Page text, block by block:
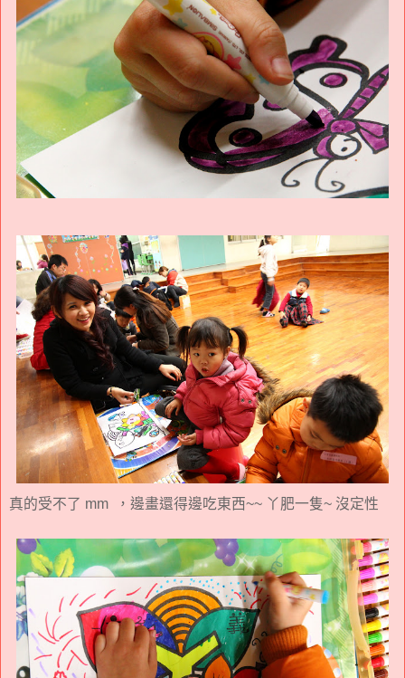
真的受不了 mm ，邊畫還得邊吃東西~~ 丫肥一隻~ 沒定性